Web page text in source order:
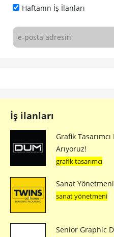
Haftanın İş İlanları
İş ilanları
Grafik Tasarımcı
Arıyoruz!
grafik tasarımcı
Sanat Yönetmeni
sanat yönetmeni
Senior Graphic